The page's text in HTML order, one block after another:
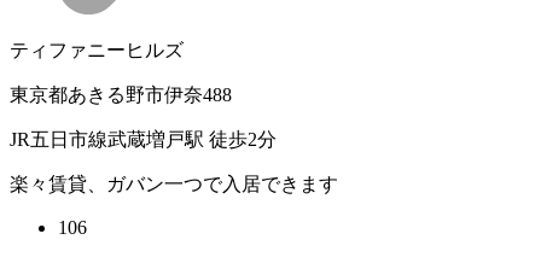
ティファニーヒルズ
東京都あきる野市伊奈488
JR五日市線武蔵増戸駅 徒歩2分
楽々賃貸、ガバン一つで入居できます
106